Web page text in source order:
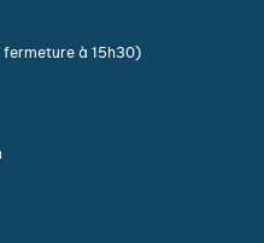
fermeture à 15h30)